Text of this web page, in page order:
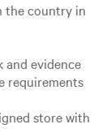
the country in
and evidence
requirements
store with